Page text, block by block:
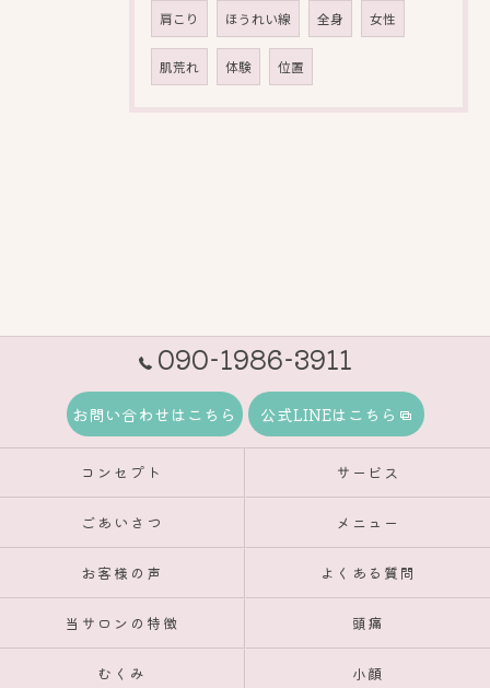
肩こり ほうれい線 全身 女性
肌荒れ 体験 位置
090-1986-3911
お問い合わせはこちら 公式LINEはこちら
コンセプト サービス
ごあいさつ メニュー
お客様の声 よくある質問
当サロンの特徴 頭痛
むくみ 小顔